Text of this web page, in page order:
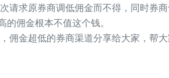
请求原券商调低佣金而不得，同时券
佣金根本不值这个钱。
佣金超低的券商渠道分享给大家，帮